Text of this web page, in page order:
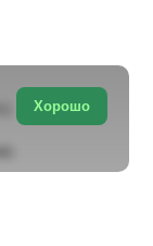
Хорошо